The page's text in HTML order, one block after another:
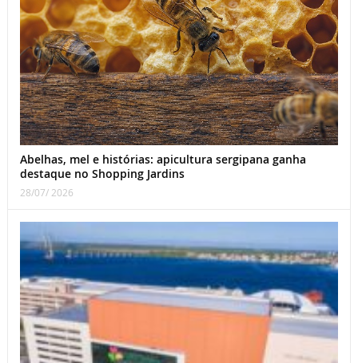
Abelhas, mel e histórias: apicultura sergipana ganha
destaque no Shopping Jardins
28/07/ 2026